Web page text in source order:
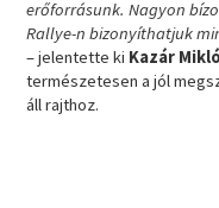
erőforrásunk. Nagyon
Rallye-n bizonyíthatjuk
– jelentette ki Kazár
természetesen a jól
áll rajthoz.